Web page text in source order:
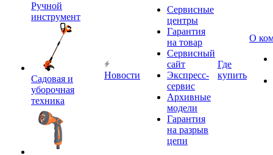
Ручной
инструмент
Садовая и
уборочная
техника
Новости
Сервисные
центры
Гарантия
на товар
Сервисный
сайт
Экспресс-
сервис
Архивные
модели
Гарантия
на разрыв
цепи
Где
купить
О